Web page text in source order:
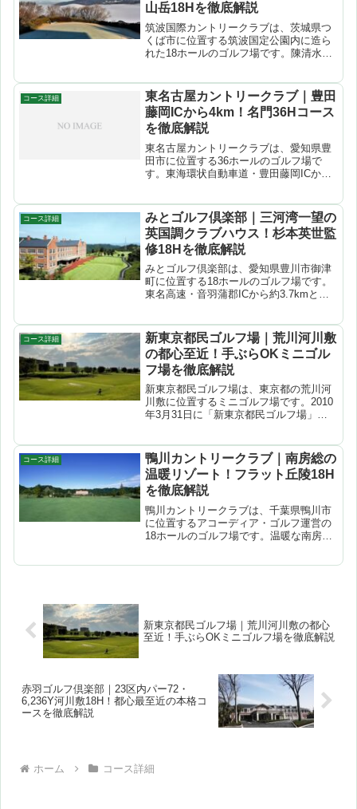
山岳18Hを徹底解説
筑波国際カントリークラブは、茨城県つ
くば市に位置する筑波国定公園内に造ら
れた18ホールのゴルフ場です。陳清水が
ダイナミックなレイアウトが特徴。アウ
トコースからは関東平...
コース詳細
東名古屋カントリークラブ｜豊田
藤岡ICから4km！名門36Hコース
を徹底解説
東名古屋カントリークラブは、愛知県豊
田市に位置する36ホールのゴルフ場で
す。東海環状自動車道・豊田藤岡ICから
で、西コースは全組キャディ付きの歩き
ラウンド、東コース...
コース詳細
みとゴルフ倶楽部｜三河湾一望の
英国調クラブハウス！杉本英世監
修18Hを徹底解説
みとゴルフ倶楽部は、愛知県豊川市御津
町に位置する18ホールのゴルフ場です。
東名高速・音羽蒲郡ICから約3.7kmとい
ります。英国伝統様式を再現した格式あ
るクラブハウスも...
コース詳細
新東京都民ゴルフ場｜荒川河川敷
の都心至近！手ぶらOKミニゴル
フ場を徹底解説
新東京都民ゴルフ場は、東京都の荒川河
川敷に位置するミニゴルフ場です。2010
年3月31日に「新東京都民ゴルフ場」と
ース。都心に最も近いミニゴルフ場とし
て人気で、クラブ...
コース詳細
鴨川カントリークラブ｜南房総の
温暖リゾート！フラット丘陵18H
を徹底解説
鴨川カントリークラブは、千葉県鴨川市
に位置するアコーディア・ゴルフ運営の
18ホールのゴルフ場です。温暖な南房総
新東京都民ゴルフ場｜荒川河川敷の都心
至近！手ぶらOKミニゴルフ場を徹底解説
赤羽ゴルフ倶楽部｜23区内パー72・
6,236Y河川敷18H！都心最至近の本格コ
ースを徹底解説
ホーム コース詳細